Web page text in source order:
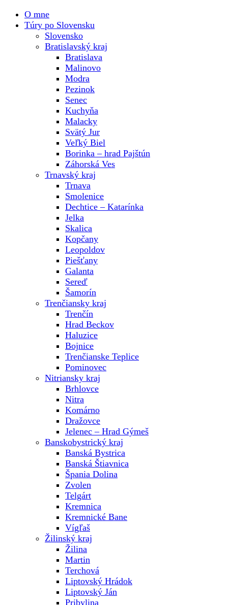
O mne
Túry po Slovensku
Slovensko
Bratislavský kraj
Bratislava
Malinovo
Modra
Pezinok
Senec
Kuchyňa
Malacky
Svätý Jur
Veľký Biel
Borinka – hrad Pajštún
Záhorská Ves
Trnavský kraj
Trnava
Smolenice
Dechtice – Katarínka
Jelka
Skalica
Kopčany
Leopoldov
Piešťany
Galanta
Sereď
Šamorín
Trenčiansky kraj
Trenčín
Hrad Beckov
Haluzice
Bojnice
Trenčianske Teplice
Pominovec
Nitriansky kraj
Brhlovce
Nitra
Komárno
Dražovce
Jelenec – Hrad Gýmeš
Banskobystrický kraj
Banská Bystrica
Banská Štiavnica
Špania Dolina
Zvolen
Telgárt
Kremnica
Kremnické Bane
Vígľaš
Žilinský kraj
Žilina
Martin
Terchová
Liptovský Hrádok
Liptovský Ján
Pribylina